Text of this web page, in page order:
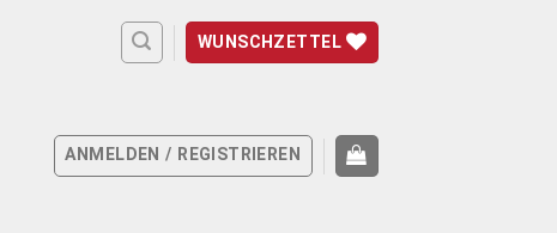
WUNSCHZETTEL
ANMELDEN / REGISTRIEREN